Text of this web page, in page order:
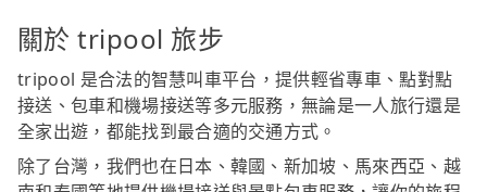
關於 tripool 旅步
tripool 是合法的智慧叫車平台，提供輕省專車、點對點
接送、包車和機場接送等多元服務，無論是一人旅行還是
全家出遊，都能找到最合適的交通方式。
除了台灣，我們也在日本、韓國、新加坡、馬來西亞、越